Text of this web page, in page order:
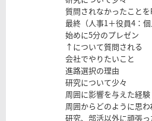
質問されなかったことを
最終（人事1＋役員4：個
始めに5分のプレゼン
↑について質問される
会社でやりたいこと
進路選択の理由
研究について少々
周囲に影響を与えた経験
周囲からどのように思
研究、部活以外に頑張っ